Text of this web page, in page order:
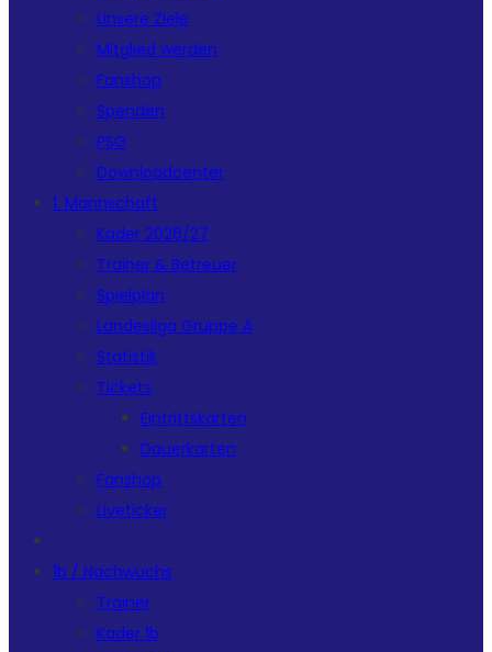
Unsere Ziele
Mitglied werden
Fanshop
Spenden
PSG
Downloadcenter
1. Mannschaft
Kader 2026/27
Trainer & Betreuer
Spielplan
Landesliga Gruppe A
Statistik
Tickets
Eintrittskarten
Dauerkarten
Fanshop
Liveticker
1b / Nachwuchs
Trainer
Kader 1b